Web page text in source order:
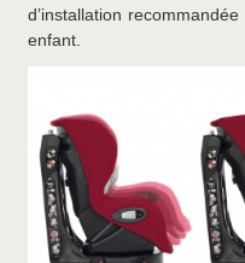
d’installation
enfant.